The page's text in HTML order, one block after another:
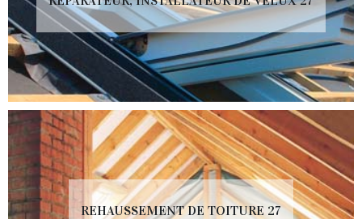
REHAUSSEMENT DE TOITURE 27